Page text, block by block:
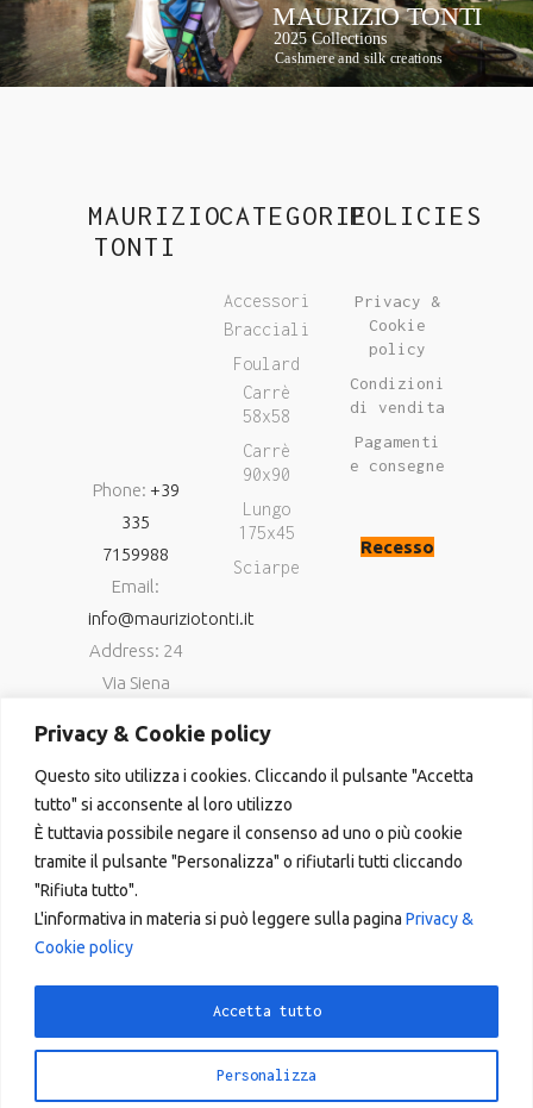
Privacy & Cookie policy
Questo sito utilizza i cookies. Cliccando il pulsante "Accetta
tutto" si acconsente al loro utilizzo
È tuttavia possibile negare il consenso ad uno o più cookie
tramite il pulsante "Personalizza" o rifiutarli tutti cliccando
"Rifiuta tutto".
L'informativa in materia si può leggere sulla pagina Privacy &
Cookie policy
Personalizza
Accetta tutto
MAURIZIO TONTI
2025 Collections
Cashmere and silk creations
MAURIZIO
TONTI
Phone: +39
335
7159988
Email:
info@mauriziotonti.it
Address: 24
Via Siena
Foligno (Pg)
P.IVA
03800870549
CATEGORIE
Accessori
Bracciali
Foulard
Carrè
58x58
Carrè
90x90
Lungo
175x45
Sciarpe
POLICIES
Privacy &
Cookie
policy
Condizioni
di vendita
Pagamenti
e consegne
Recesso
Copyright © 2023